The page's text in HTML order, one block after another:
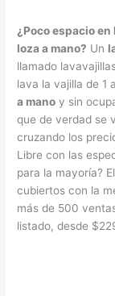
¿Poco espacio
loza a mano? Un
llamado
lava la vajilla de 1
a mano y sin
que de verdad se
cruzando los
Libre con las
para la mayoría?
cubiertos con la
más de 500
listado, desde